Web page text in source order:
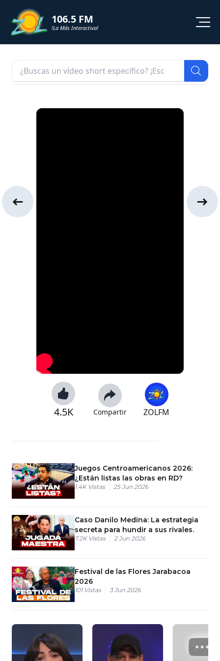
106.5 FM
!La Más Interactiva!
NOTICIAS
ZOL TV
4.5K Compartir ZOLFM
Juegos Centroamericanos 2026:
¿Están listas las obras en RD?
1.4K Vistas 25 Jun 2026
Caso Danilo Medina: La estrategia
secreta para hundir a sus rivales.
7.2K Vistas 2 Jun 2026
Festival de las Flores Jarabacoa
2026
101 Vistas 3 Jun 2026